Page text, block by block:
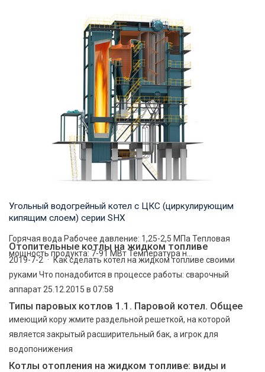
мощность продукта: 1,400-29,000 кВт Температ...
Угольный водогрейный котел с ЦКС (циркулирующим
кипящим слоем) серии SHX
Горячая вода Рабочее давление: 1,25-2,5 МПа Тепловая
мощность продукта: 7-91 МВт Температура н...
Отопительные котлы на жидком топливе
2019-7-2 · Как сделать котел на жидком топливе своими
руками Что понадобится в процессе работы: сварочный
аппарат 25.12.2015 в 07:58
Типы паровых котлов 1.1. Паровой котел. Общее
имеющий кору жмите раздельной решеткой, на которой
является закрытый расширительный бак, а игрок для
водопонижения
Котлы отопления на жидком топливе: виды и